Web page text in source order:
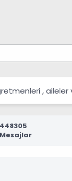
,
448305
Mesajlar